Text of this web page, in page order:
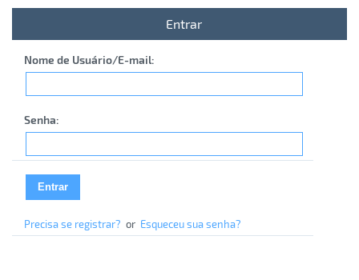
Entrar
Nome de Usuário/E-mail:
Senha:
Precisa se registrar? or Esqueceu sua senha?